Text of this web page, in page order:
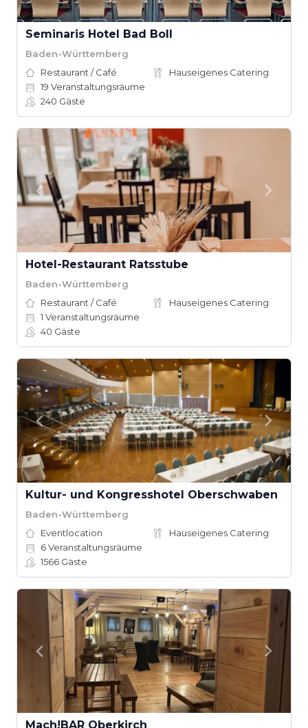
Seminaris Hotel Bad Boll
Baden-Württemberg
Restaurant / Café
Hauseigenes Catering
19 Veranstaltungsräume
240 Gäste
Hotel-Restaurant Ratsstube
Baden-Württemberg
Restaurant / Café
Hauseigenes Catering
1 Veranstaltungsräume
40 Gäste
Kultur- und Kongresshotel Oberschwaben
Baden-Württemberg
Eventlocation
Hauseigenes Catering
6Veranstaltungsräume
1566 Gäste
Mach!BAR Oberkirch